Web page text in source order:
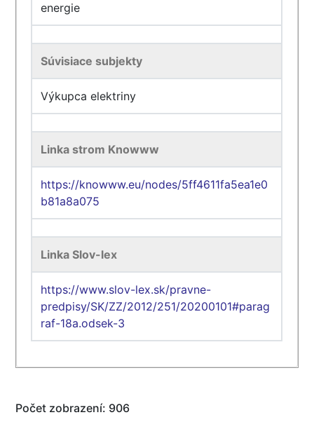
energie
Súvisiace subjekty
Výkupca elektriny
Linka strom Knowww
https://knowww.eu/nodes/5ff4611fa5ea1e0
b81a8a075
Linka Slov-lex
https://www.slov-lex.sk/pravne-
predpisy/SK/ZZ/2012/251/20200101#parag
raf-18a.odsek-3
Počet zobrazení: 906